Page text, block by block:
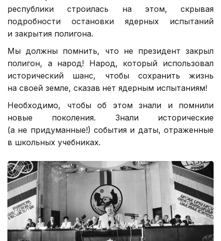
республики строилась на этом, скрывая
подробности остановки ядерных испытаний
и закрытия полигона.
Мы должны помнить, что не президент закрыл
полигон, а народ! Народ, который использовал
исторический шанс, чтобы сохранить жизнь
на своей земле, сказав нет ядерным испытаниям!
Необходимо, чтобы об этом знали и помнили
новые поколения. Знали исторические
(а не придуманные!) события и даты, отраженные
в школьных учебниках.